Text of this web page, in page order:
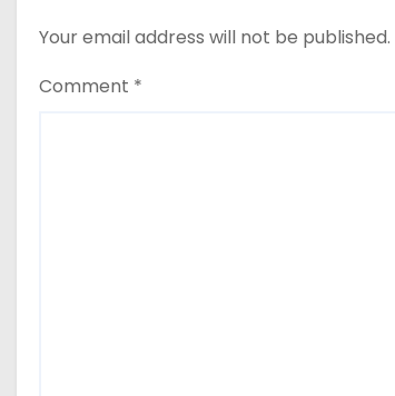
Your email address will not be published.
Comment *